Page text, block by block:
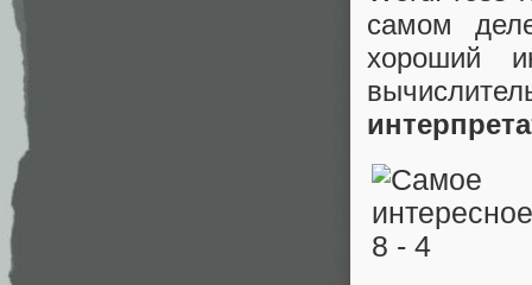
самом
хороший